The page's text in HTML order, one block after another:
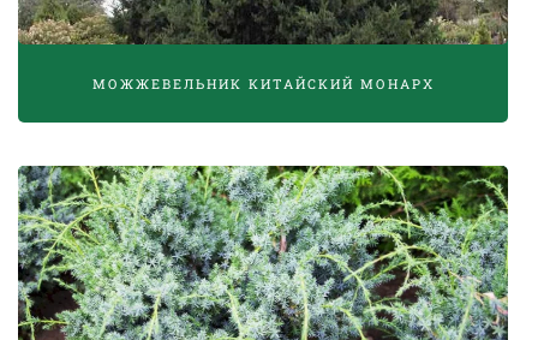
МОЖЖЕВЕЛЬНИК КИТАЙСКИЙ МОНАРХ